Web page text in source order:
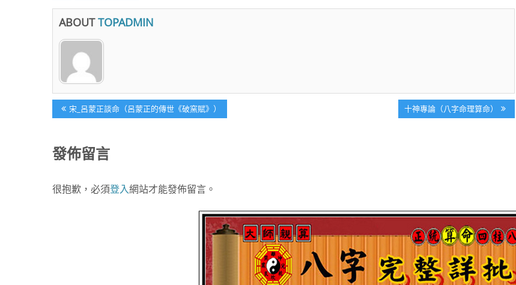
ABOUT TOPADMIN
文
章
Previous
Post:
宋_呂蒙正談命（呂蒙正的傳世《破窯賦》）
Next
Post:
十神專論（八字命理算命）
發佈留言
很抱歉，必須登入網站才能發佈留言。